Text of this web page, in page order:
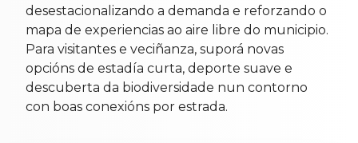
desestacionalizando a demanda e reforzando o
mapa de experiencias ao aire libre do municipio.
Para visitantes e veciñanza, suporá novas
opcións de estadía curta, deporte suave e
descuberta da biodiversidade nun contorno
con boas conexións por estrada.